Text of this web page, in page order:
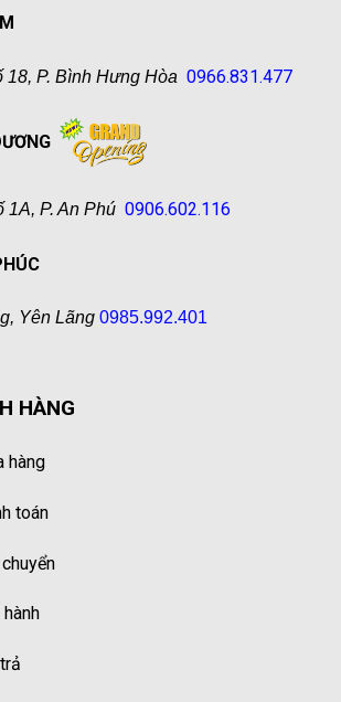
18, P. Bình Hưng Hòa 0966.831.477
1A, P. An Phú 0906.602.116
Yên Lãng 0985.992.401
HÀNG
hàng
toán